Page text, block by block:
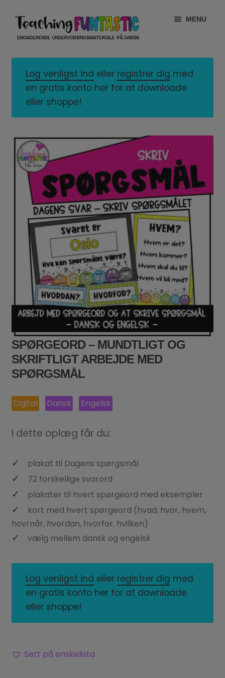
Spring
navigation
Spring
indhold
MENU
EXPAND
CHILD
MENU
MIN KONTO
GRATISMATERIALE
MENU
LICENSER
EXPAND
CHILD
MENU
FONTE
Log venligst ind eller registrer dig med
en gratis konto her for at downloade
eller shoppe!
SPØRGEORD – MUNDTLIGT OG
SKRIFTLIGT ARBEJDE MED
SPØRGSMÅL
Digital Dansk Engelsk
I dette oplæg får du:
plakat til Dagens spørgsmål
72 forskellige svarord
plakater til hvert spørgeord med eksempler
kort med hvert spørgeord (hvad, hvor, hvem,
hovrnår, hvordan, hvorfor, hvilken)
vælg mellem dansk og engelsk
Log venligst ind eller registrer dig med
en gratis konto her for at downloade
eller shoppe!
Sett på ønskelista